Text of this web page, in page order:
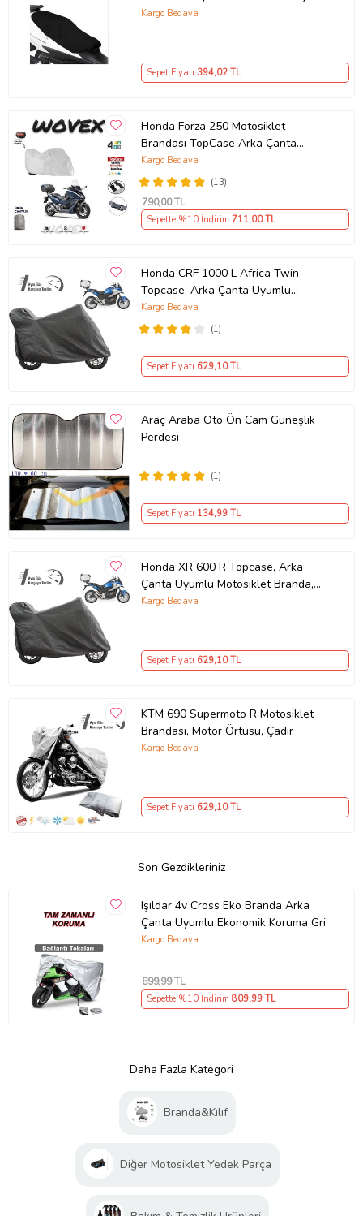
Sele Kılıfı Motor Koltuk Brandası
Kargo Bedava
Sepet Fiyatı 394,02 TL
Honda Forza 250 Motosiklet
Brandası TopCase Arka Çanta
Uyumlu Branda,Örtü
(13)
Kargo Bedava
790,00 TL
Sepette %10 İndirim 711,00 TL
Honda CRF 1000 L Africa Twin
Topcase, Arka Çanta Uyumlu
Motosiklet Branda, Motor Örtüsü ,
Çadır
(1)
Kargo Bedava
Sepet Fiyatı 629,10 TL
Araç Araba Oto Ön Cam Güneşlik
Perdesi
(1)
Sepet Fiyatı 134,99 TL
Honda XR 600 R Topcase, Arka
Çanta Uyumlu Motosiklet Branda,
Motor Örtüsü , Çadır
Kargo Bedava
Sepet Fiyatı 629,10 TL
KTM 690 Supermoto R Motosiklet
Brandası, Motor Örtüsü, Çadır
Kargo Bedava
Sepet Fiyatı 629,10 TL
Son Gezdikleriniz
Işıldar 4v Cross Eko Branda Arka
Çanta Uyumlu Ekonomik Koruma Gri
Kargo Bedava
899,99 TL
Sepette %10 İndirim 809,99 TL
Daha Fazla Kategori
Branda&Kılıf
Diğer Motosiklet Yedek Parça